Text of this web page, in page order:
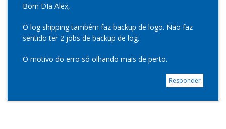
Bom DIa Alex,
O log shipping também faz backup de logo. Não faz
sentido ter 2 jobs de backup de log.
O motivo do erro só olhando mais de perto.
Responder